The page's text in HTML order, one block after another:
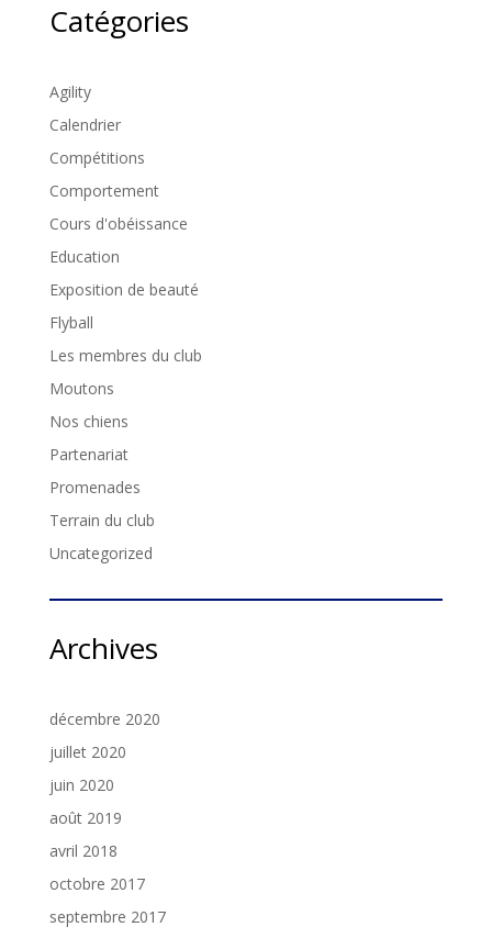
Catégories
Agility
Calendrier
Compétitions
Comportement
Cours d'obéissance
Education
Exposition de beauté
Flyball
Les membres du club
Moutons
Nos chiens
Partenariat
Promenades
Terrain du club
Uncategorized
Archives
décembre 2020
juillet 2020
juin 2020
août 2019
avril 2018
octobre 2017
septembre 2017